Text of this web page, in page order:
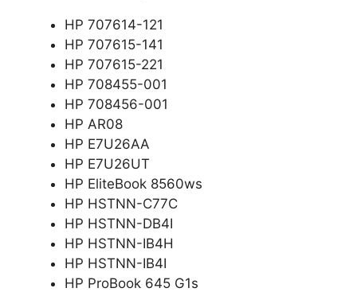
HP 707614-121
HP 707615-141
HP 707615-221
HP 708455-001
HP 708456-001
HP AR08
HP E7U26AA
HP E7U26UT
HP EliteBook 8560ws
HP HSTNN-C77C
HP HSTNN-DB4I
HP HSTNN-IB4H
HP HSTNN-IB4I
HP ProBook 645 G1s